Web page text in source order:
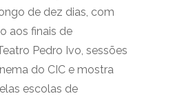
de dez dias, com
aos finais de
Pedro Ivo, sessões
do CIC e mostra
escolas de